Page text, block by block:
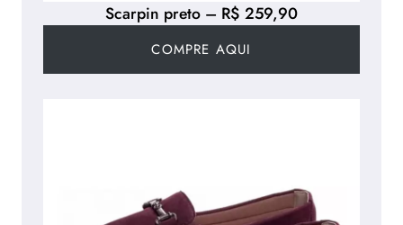
Scarpin preto – R$ 259,90
COMPRE AQUI